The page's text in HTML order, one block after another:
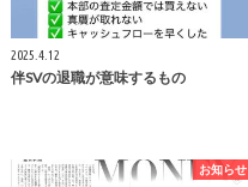
2025.4.12
伴SVの退職が意味するもの
お知らせ